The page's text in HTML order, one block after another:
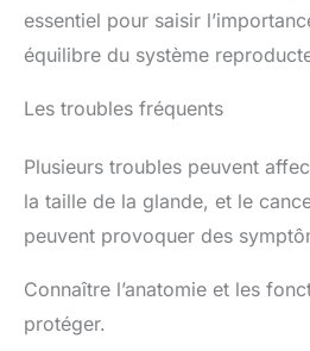
essentiel pour saisir
équilibre du système
Les troubles fréquents
Plusieurs troubles peuvent
la taille de la glande, et le
peuvent provoquer des
Connaître l’anatomie et les
protéger.